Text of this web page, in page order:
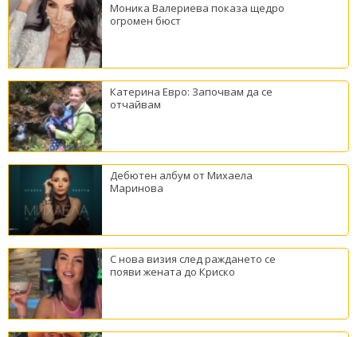
Моника Валериева показа щедро
огромен бюст
Катерина Евро: Започвам да се
отчайвам
Дебютен албум от Михаела
Маринова
С нова визия след раждането се
появи жената до Криско